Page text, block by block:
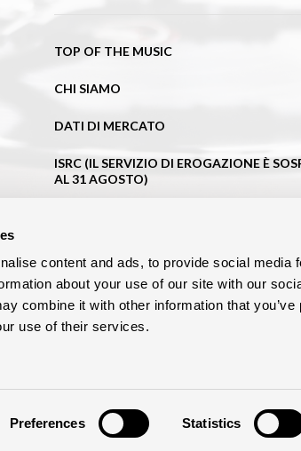
content and ads, to provide social media
about your use of our site with our
combine it with other information that you’ve
use of their services.
Preferences Statistics
TOP OF THE MUSIC
CHI SIAMO
DATI DI MERCATO
ISRC (IL SERVIZIO DI EROGAZIONE È
AL 31 AGOSTO)
CONTATTI